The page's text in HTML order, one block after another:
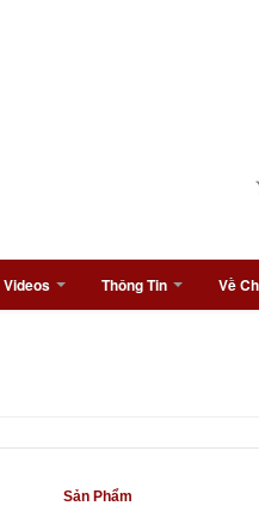
Videos Thông Tin Về
Sản Phẩm